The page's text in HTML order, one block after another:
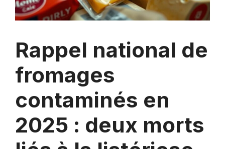
Rappel national de
fromages
contaminés en
2025 : deux morts